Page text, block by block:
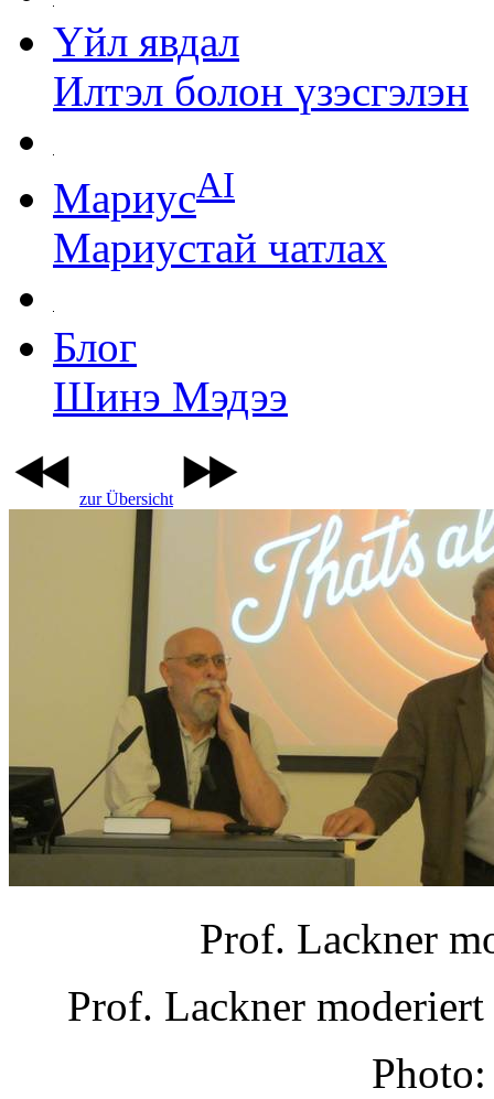
Үйл явдал
Илтэл болон үзэсгэлэн
МариусAI
Мариустай чатлах
Блог
Шинэ Мэдээ
zur Übersicht
Prof. Lackner
Prof. Lackner